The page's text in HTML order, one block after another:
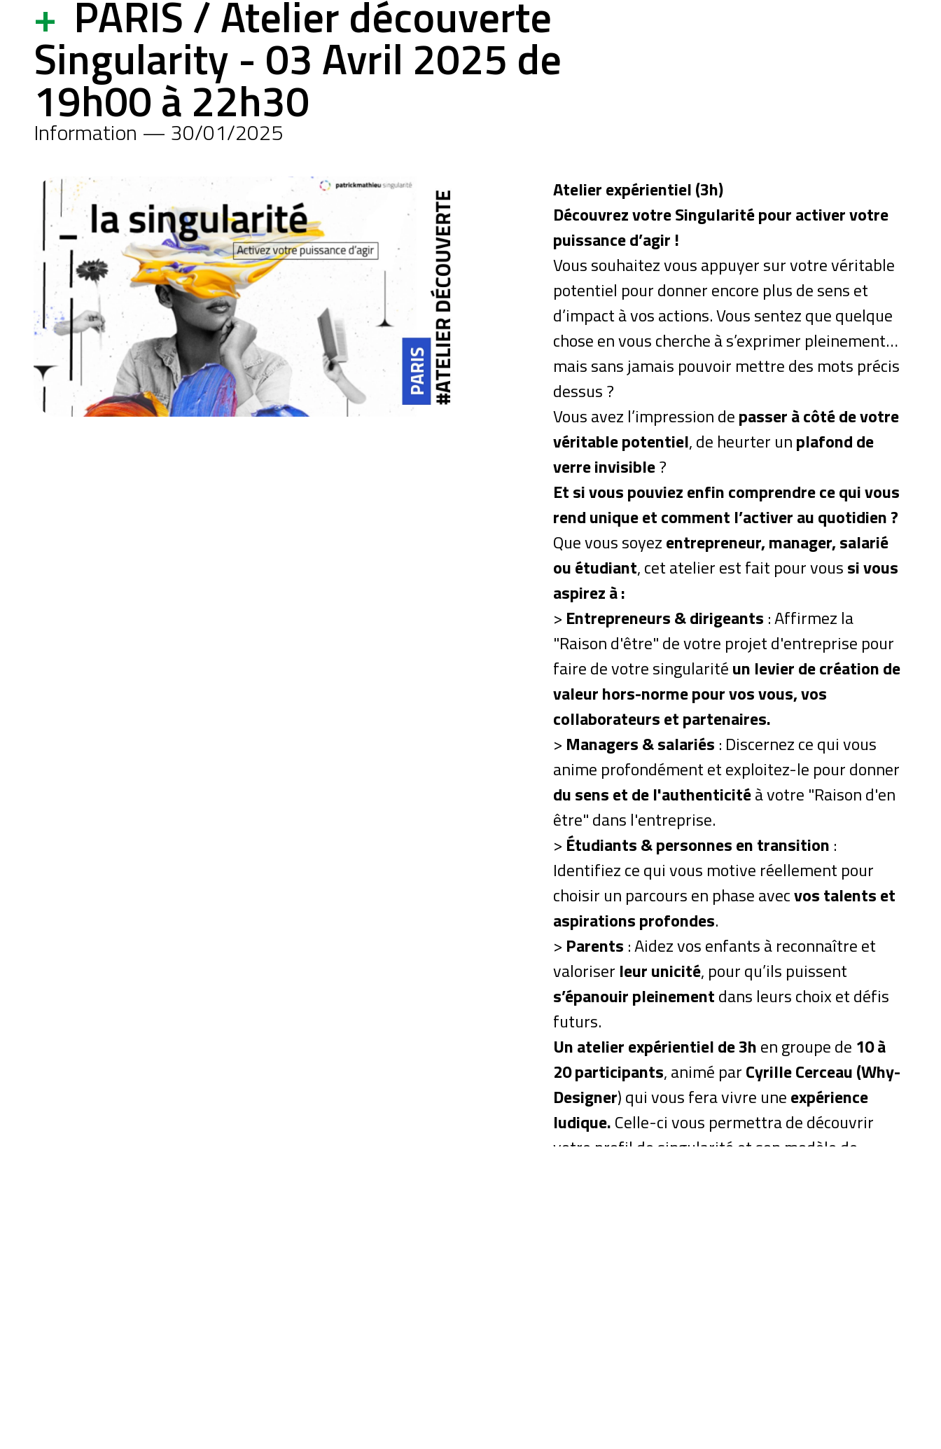
+ PARIS / Atelier découverte
Singularity - 03 Avril 2025 de
19h00 à 22h30
Information — 30/01/2025
Atelier expérientiel (3h)
Découvrez votre Singularité pour activer votre
puissance d’agir !
Vous souhaitez vous appuyer sur votre véritable
potentiel pour donner encore plus de sens et
d’impact à vos actions. Vous sentez que quelque
chose en vous cherche à s’exprimer pleinement…
mais sans jamais pouvoir mettre des mots précis
dessus ?
Vous avez l’impression depasser à côté de votre
véritable potentiel, de heurter unplafond de
verre invisible?
Et si vous pouviez enfin comprendre ce qui vous
rend unique et comment l’activer au quotidien ?
Que vous soyezentrepreneur, manager, salarié
ou étudiant, cet atelier est fait pour voussi vous
aspirez à :
> Entrepreneurs & dirigeants : Affirmez la
"Raison d'être" de votre projet d'entreprise pour
faire de votre singularitéun levier de création de
valeur hors-norme pour vos vous, vos
collaborateurs et partenaires.
> Managers & salariés : Discernez ce qui vous
anime profondément et exploitez-le pour donner
du sens et de l'authenticitéà votre "Raison d'en
être" dans l'entreprise.
> Étudiants & personnes en transition :
Identifiez ce qui vous motive réellement pour
choisir un parcours en phase avecvos talents et
aspirations profondes.
> Parents : Aidez vos enfants à reconnaître et
valoriser leur unicité, pour qu’ils puissent
s’épanouir pleinementdans leurs choix et défis
futurs.
Un atelier expérientiel de 3hen groupe de 10 à
20 participants, animé parCyrille Cerceau (Why-
Designer) qui vous fera vivre uneexpérience
ludique.Celle-ci vous permettra de découvrir
votre profil de singularité et son modèle de